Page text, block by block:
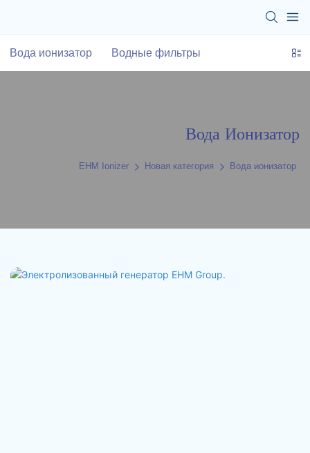
Вода ионизатор Водные фильтры
Вода Ионизатор
EHM Ionizer Новая категория Вода ионизатор